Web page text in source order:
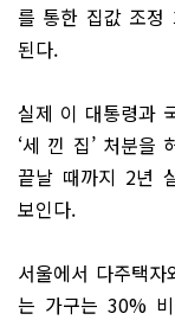
를 통한 집값 조정
된다.
실제 이 대통령과
‘세 낀 집’ 처분을
끝날 때까지 2년
보인다.
서울에서 다주택
는 가구는 30% 비